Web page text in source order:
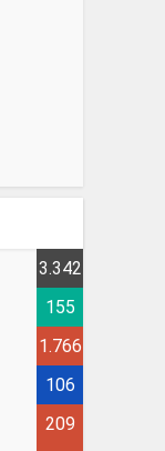
3.342
155
1.766
106
209